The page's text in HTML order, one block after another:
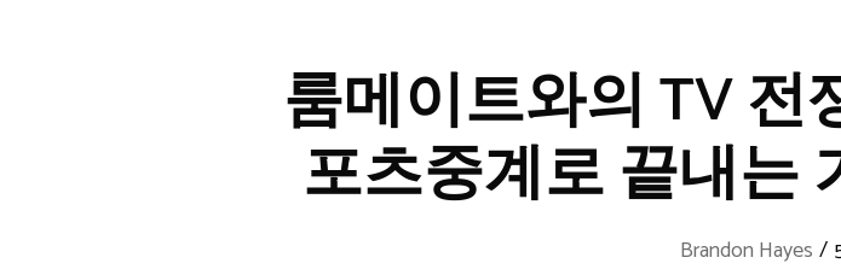
룸메이트와의 TV 전
포츠중계로 끝내는
Brandon Hayes /